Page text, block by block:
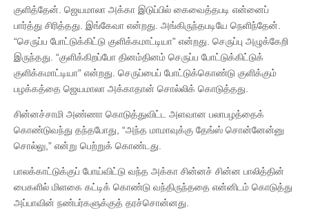
குளித்தேன். ஜெயமாலா அக்கா இடுப்பில் கைவைத்தபடி என்னைப்
பார்த்து சிரித்தது. இங்கேவா என்றது. அங்கிருந்தபடியே நெளிந்தேன்.
“செருப்ப போட்டுக்கிட்டு குளிக்கமாட்டியா” என்றது. செருப்பு அழுக்கேறி
இருந்தது. “குளிக்கிறப்போ தினம்தினம் செருப்ப போட்டுக்கிட்டுக்
குளிக்கமாட்டியா” என்றது. செருப்பைப் போட்டுக்கொண்டு குளிக்கும்
பழக்கத்தை ஜெயமாலா அக்காதான் சொல்லிக் கொடுத்தது.
சின்னச்சாமி அண்ணா கொடுத்துவிட்ட அளவான பலாபழத்தைக்
கொண்டுவந்து தந்தபோது, “அந்த மாமாவுக்கு தேங்ஸ் சொன்னேன்னு
சொல்லு,” என்று பெற்றுக் கொண்டது.
பாலக்காட்டுக்குப் போய்விட்டு வந்த அக்கா சின்னச் சின்ன பாலித்தின்
பைகளில் மிளகை கட்டிக் கொண்டு வந்திருந்ததை என்னிடம் கொடுத்து
அப்பாவின் நண்பர்களுக்குத் தரச்சொன்னது.